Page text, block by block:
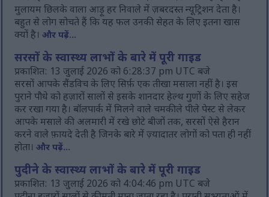
मुलायम छिलके वाला आड़ू हर निवाले में ज़बरदस्त न्यूट्रिशन देता है।
बहुत से लोग सोचते हैं कि यह फल उनकी सेहत के लिए इतना खास
क्यों है।और पढ़ें...
सरसों के स्वास्थ्य लाभों के बारे में पूरी गाइड
प्रकाशित: 13 जुलाई 2026 को 6:28:37 pm UTC बजे
सरसों आपके सैंडविच के लिए सिर्फ़ एक तीखा मसाला नहीं है। इस
पुराने पौधे को हज़ारों सालों से इसके शानदार हेल्थ गुणों के लिए सहेज
कर रखा गया है। बॉलपार्क में मिलने वाले चमकीले पीले पेस्ट से लेकर
आपके मसाले की अलमारी में रखे छोटे बीजों तक, सरसों ऐसे हैरान
करने वाले फ़ायदे देती है जिनके बारे में ज़्यादातर लोगों को पता ही नहीं
होता।और पढ़ें...
पुदीने के स्वास्थ्य लाभों के बारे में पूरी गाइड
प्रकाशित: 13 जुलाई 2026 को 4:04:46 pm UTC बजे